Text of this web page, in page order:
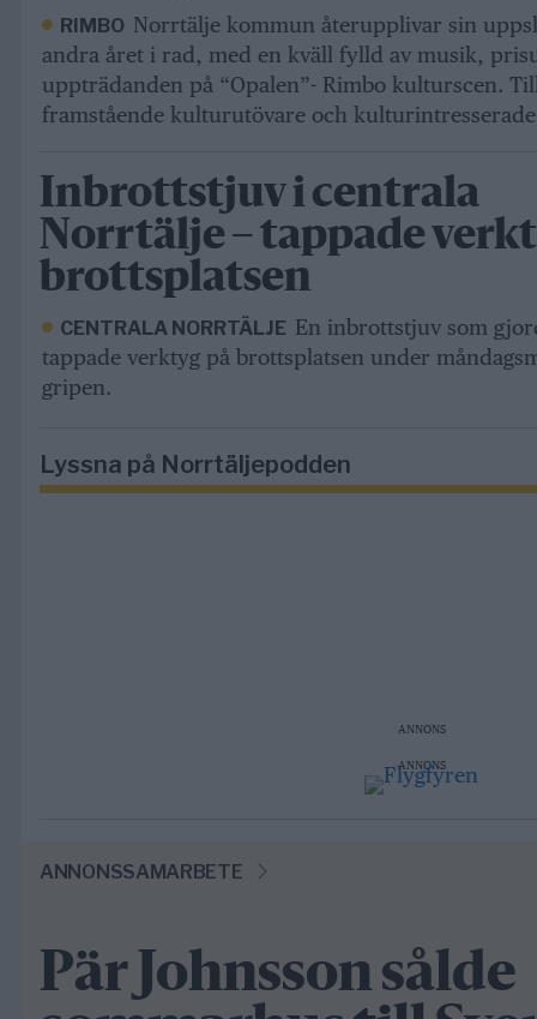
RIMBO Norrtälje kommun återupplivar sin
andra året i rad, med en kväll fylld av musik,
uppträdanden på “Opalen”- Rimbo kulturscen.
framstående kulturutövare och kulturintresserade
Inbrottstjuv i centrala
Norrtälje – tappade
brottsplatsen
CENTRALA NORRTÄLJE En inbrottstjuv som
tappade verktyg på brottsplatsen under
gripen.
Lyssna på Norrtäljepodden
ANNONS
ANNONS
ANNONSSAMARBETE
Pär Johnsson sålde